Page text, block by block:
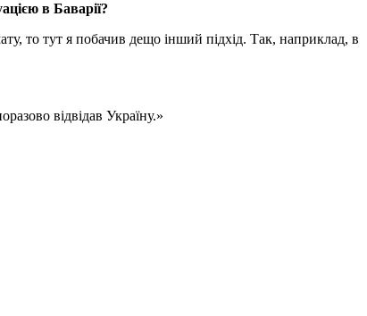
в Баварії?
то тут я побачив дещо інший підхід. Так, наприклад, в
відвідав Україну.»